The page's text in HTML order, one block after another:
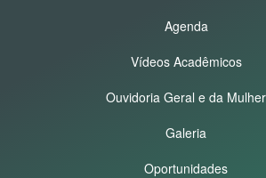
Agenda
Vídeos Acadêmicos
Ouvidoria Geral e da Mulher
Galeria
Oportunidades